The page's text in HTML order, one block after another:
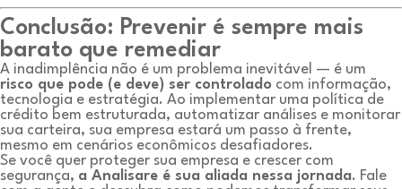
Conclusão: Prevenir é sempre mais
barato que remediar
A inadimplência não é um problema inevitável — é um
risco que pode (e deve) ser controlado com informação,
tecnologia e estratégia. Ao implementar uma política de
crédito bem estruturada, automatizar análises e monitorar
sua carteira, sua empresa estará um passo à frente,
mesmo em cenários econômicos desafiadores.
Se você quer proteger sua empresa e crescer com
segurança, a Analisare é sua aliada nessa jornada. Fale